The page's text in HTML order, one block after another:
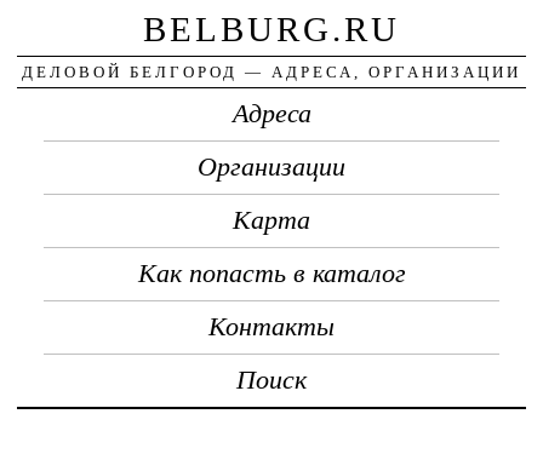
BELBURG.RU
ДЕЛОВОЙ БЕЛГОРОД — АДРЕСА, ОРГАНИЗАЦИИ
Адреса
Организации
Карта
Как попасть в каталог
Контакты
Поиск